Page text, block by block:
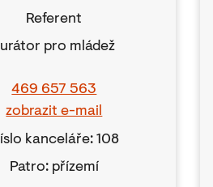
Referent
pro mládež
469 657 563
zobrazit e-mail
kanceláře: 108
Patro: přízemí